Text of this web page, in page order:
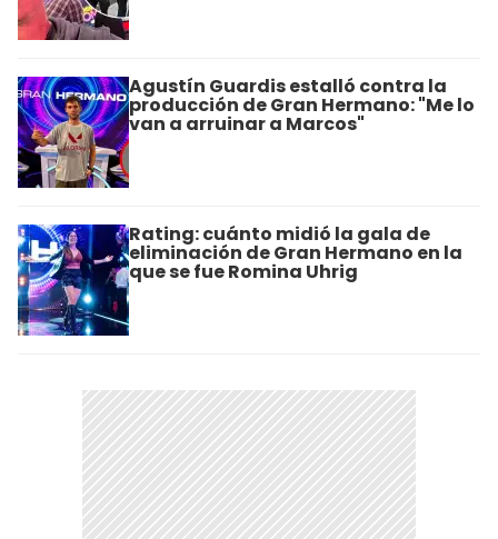
Agustín Guardis estalló contra la
producción de Gran Hermano: "Me lo
van a arruinar a Marcos"
Rating: cuánto midió la gala de
eliminación de Gran Hermano en la
que se fue Romina Uhrig